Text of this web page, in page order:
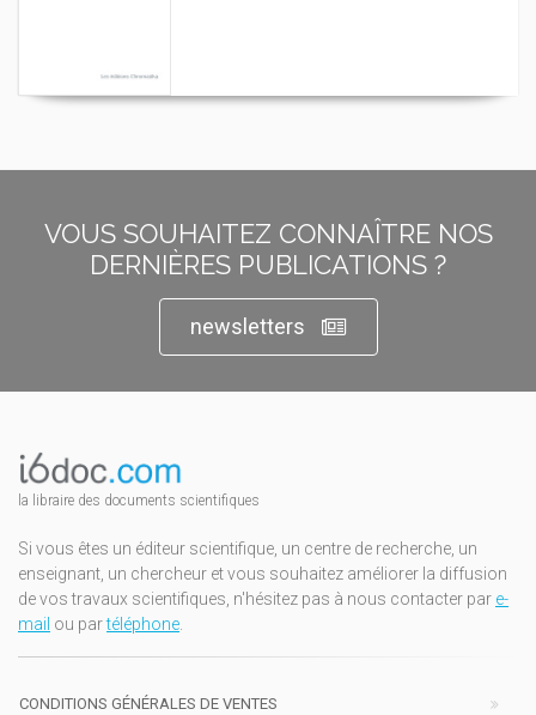
VOUS SOUHAITEZ CONNAÎTRE NOS
DERNIÈRES PUBLICATIONS ?
newsletters
la libraire des documents scientifiques
Si vous êtes un éditeur scientifique, un centre de recherche, un
enseignant, un chercheur et vous souhaitez améliorer la diffusion
de vos travaux scientifiques, n'hésitez pas à nous contacter par e-
mail ou partéléphone.
CONDITIONS GÉNÉRALES DE VENTES